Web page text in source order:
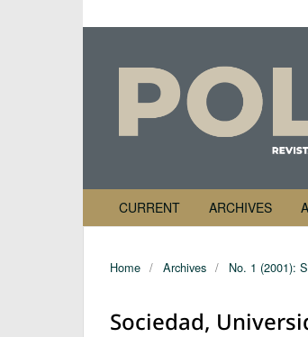
CURRENT ARCHIVES
Home / Archives / No. 1 (2001):
Sociedad,